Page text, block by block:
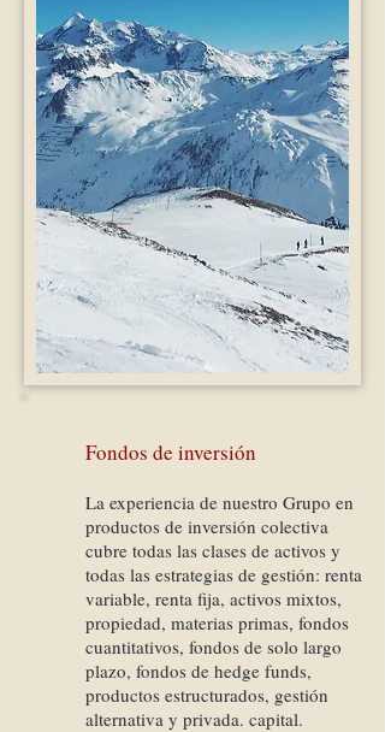
Fondos de inversión
La experiencia de nuestro Grupo en
productos de inversión colectiva
cubre todas las clases de activos y
todas las estrategias de gestión: renta
variable, renta fija, activos mixtos,
propiedad, materias primas, fondos
cuantitativos, fondos de solo largo
plazo, fondos de hedge funds,
productos estructurados, gestión
alternativa y privada. capital.